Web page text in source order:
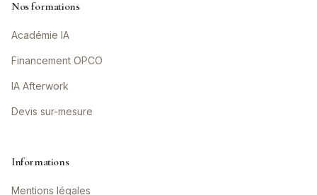
Nos formations
Académie IA
Financement OPCO
IA Afterwork
Devis sur-mesure
Informations
Mentions légales